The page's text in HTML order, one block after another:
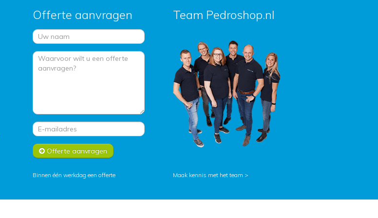
Offerte aanvragen
Offerte aanvragen
Team Pedroshop.nl
Binnen één werkdag een offerte Maak kennis met het team >